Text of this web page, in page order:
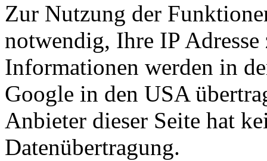
Zur Nutzung der
notwendig, Ihre IP Adresse
Informationen werden in
Google in den USA
Anbieter dieser Seite hat
Datenübertragung.